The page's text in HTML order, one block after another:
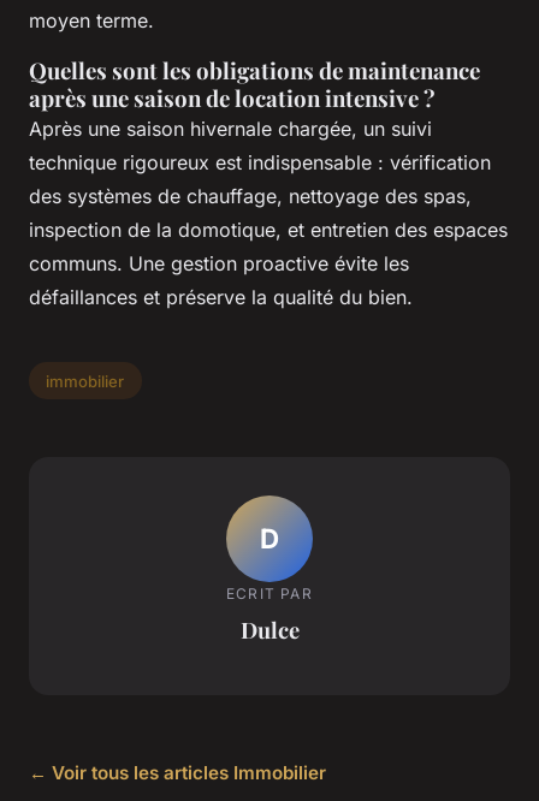
moyen terme.
Quelles sont les obligations de maintenance
après une saison de location intensive ?
Après une saison hivernale chargée, un suivi
technique rigoureux est indispensable : vérification
des systèmes de chauffage, nettoyage des spas,
inspection de la domotique, et entretien des espaces
communs. Une gestion proactive évite les
défaillances et préserve la qualité du bien.
immobilier
D
ECRIT PAR
Dulce
← Voir tous les articles Immobilier